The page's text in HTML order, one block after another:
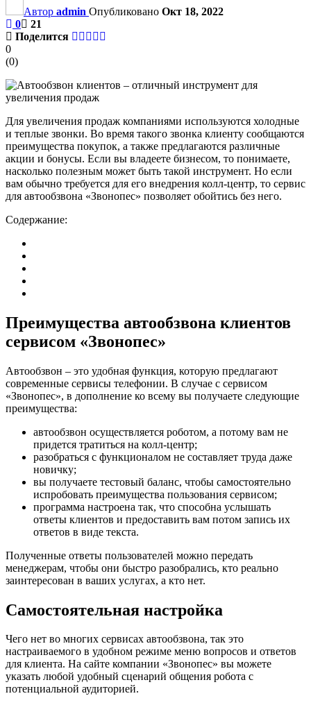
Автор admin Опубликовано Окт 18, 2022
0
21
Поделится
0
(0)
Для увеличения продаж компаниями используются холодные
и теплые звонки. Во время такого звонка клиенту сообщаются
преимущества покупок, а также предлагаются различные
акции и бонусы. Если вы владеете бизнесом, то понимаете,
насколько полезным может быть такой инструмент. Но если
вам обычно требуется для его внедрения колл-центр, то сервис
для автообзвона «Звонопес» позволяет обойтись без него.
Содержание:
Преимущества автообзвона клиентов
сервисом «Звонопес»
Автообзвон – это удобная функция, которую предлагают
современные сервисы телефонии. В случае с сервисом
«Звонопес», в дополнение ко всему вы получаете следующие
преимущества:
автообзвон осуществляется роботом, а потому вам не
придется тратиться на колл-центр;
разобраться с функционалом не составляет труда даже
новичку;
вы получаете тестовый баланс, чтобы самостоятельно
испробовать преимущества пользования сервисом;
программа настроена так, что способна услышать
ответы клиентов и предоставить вам потом запись их
ответов в виде текста.
Полученные ответы пользователей можно передать
менеджерам, чтобы они быстро разобрались, кто реально
заинтересован в ваших услугах, а кто нет.
Самостоятельная настройка
Чего нет во многих сервисах автообзвона, так это
настраиваемого в удобном режиме меню вопросов и ответов
для клиента. На сайте компании «Звонопес» вы можете
указать любой удобный сценарий общения робота с
потенциальной аудиторией.